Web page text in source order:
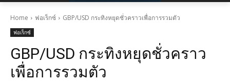
Home ฟอเร็กซ์ GBP/USD กระทิงหยุดชั่วคราวเพื่อการรวมตัว
ฟอเร็กซ์
GBP/USD กระทิงหยุดชั่วคราว
เพื่อการรวมตัว